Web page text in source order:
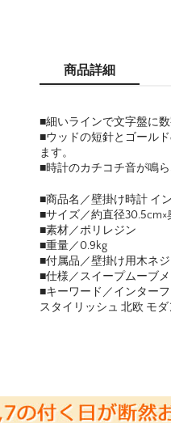
商品詳細
■細いラインで文字盤に
■ウッドの短針とゴール
ます。
■時計のカチコチ音が鳴
■商品名／壁掛け時計 イ
■サイズ／約直径30.5cm×
■素材／ポリレジン
■重量／0.9kg
■付属品／壁掛け用木ネジ
■仕様／スイープムーブメ
■キーワード／インター
スタイリッシュ 北欧 モ